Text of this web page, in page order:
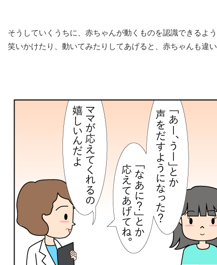
そうしていくうちに、赤ちゃんが動くものを認識できるよ
笑いかけたり、動いてみたりしてあげると、赤ちゃんも違